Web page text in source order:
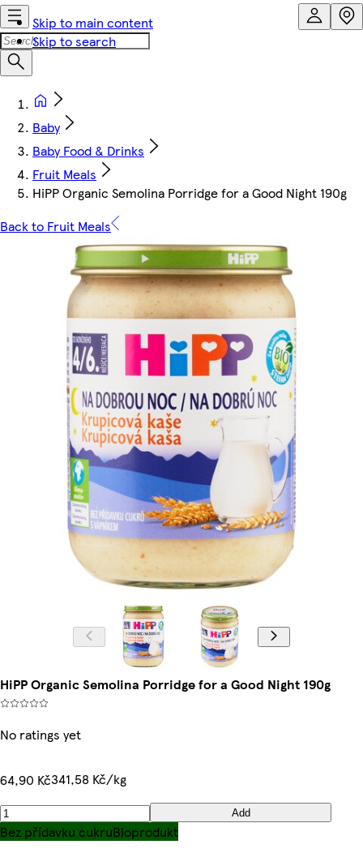
Skip to main content
Skip to search
Baby
Baby Food & Drinks
Fruit Meals
HiPP Organic Semolina Porridge for a Good Night 190g
Back to Fruit Meals
HiPP Organic Semolina Porridge for a Good Night 190g
No ratings yet
64,90 Kč341,58 Kč/kg
Add
Bez přídavku cukruBioprodukt